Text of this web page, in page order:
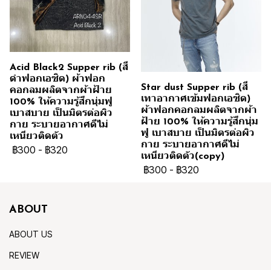
Acid Black2 Supper rib (สี
ดำฟอกเอซิด) ผ้าฟอก
คอกลมผลิตจากผ้าฝ้าย
100% ให้ความรู้สึกนุ่มฟู
เบาสบาย เป็นมิตรต่อผิว
กาย ระบายอากาศดีไม่
เหนียวติดตัว
฿300 - ฿320
Star dust Supper rib (สี
เทาอากาศเข้มฟอกเอซิด)
ผ้าฟอกคอกลมผลิตจากผ้า
ฝ้าย 100% ให้ความรู้สึกนุ่ม
ฟู เบาสบาย เป็นมิตรต่อผิว
กาย ระบายอากาศดีไม่
เหนียวติดตัว(copy)
฿300 - ฿320
ABOUT
ABOUT US
REVIEW